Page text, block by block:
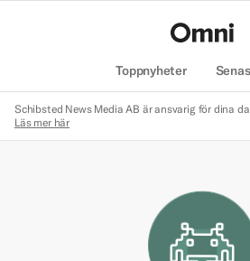
Toppnyheter
Schibsted News Media AB är ansvarig för dina
Läs mer här